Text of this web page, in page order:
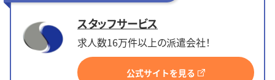
スタッフサービス
求人数16万件以上の派遣会社！
公式サイトを見る